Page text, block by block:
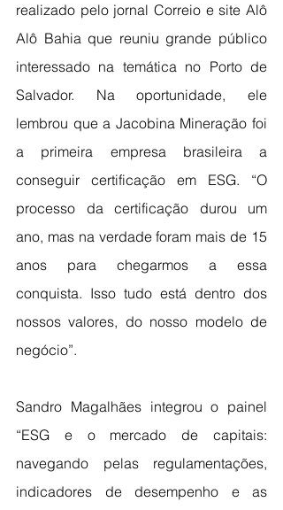
realizado pelo jornal Correio e site Alô
Alô Bahia que reuniu grande público
interessado na temática no Porto de
Salvador. Na oportunidade, ele
lembrou que a Jacobina Mineração foi
a primeira empresa brasileira a
conseguir certificação em ESG. “O
processo da certificação durou um
ano, mas na verdade foram mais de 15
anos para chegarmos a essa
conquista. Isso tudo está dentro dos
nossos valores, do nosso modelo de
negócio”.
Sandro Magalhães integrou o painel
“ESG e o mercado de capitais:
navegando pelas regulamentações,
indicadores de desempenho e as